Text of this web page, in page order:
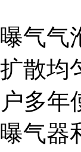
气
散均
多
气器